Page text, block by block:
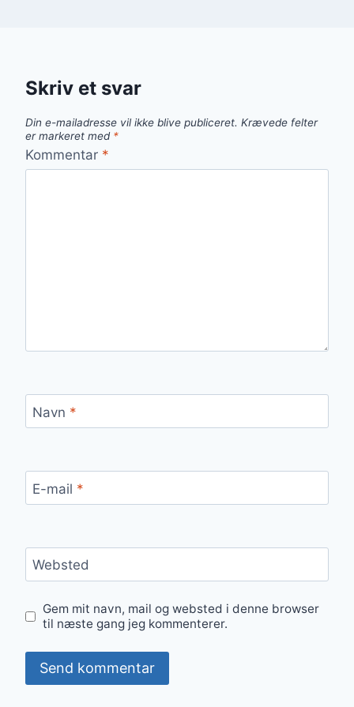
Skriv et svar
Din e-mailadresse vil ikke blive publiceret. Krævede felter
er markeret med *
Kommentar *
Navn *
E-mail *
Websted
Gem mit navn, mail og websted i denne browser
til næste gang jeg kommenterer.